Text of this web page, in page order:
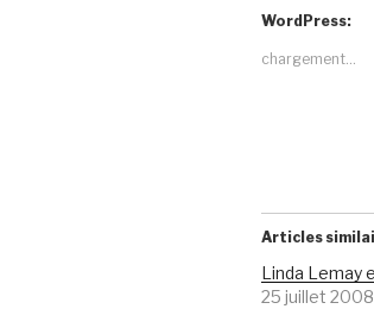
WordPress:
chargement…
Articles
Linda Lemay
25 juillet 2008